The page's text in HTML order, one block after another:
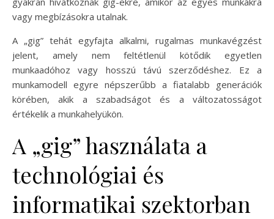
vagy megbízásokra utalnak.
A „gig” tehát egyfajta alkalmi, rugalmas munkavégzést
jelent, amely nem feltétlenül kötődik egyetlen
munkaadóhoz vagy hosszú távú szerződéshez. Ez a
munkamodell egyre népszerűbb a fiatalabb generációk
körében, akik a szabadságot és a változatosságot
értékelik a munkahelyükön.
A „gig” használata a
technológiai és
informatikai szektorban